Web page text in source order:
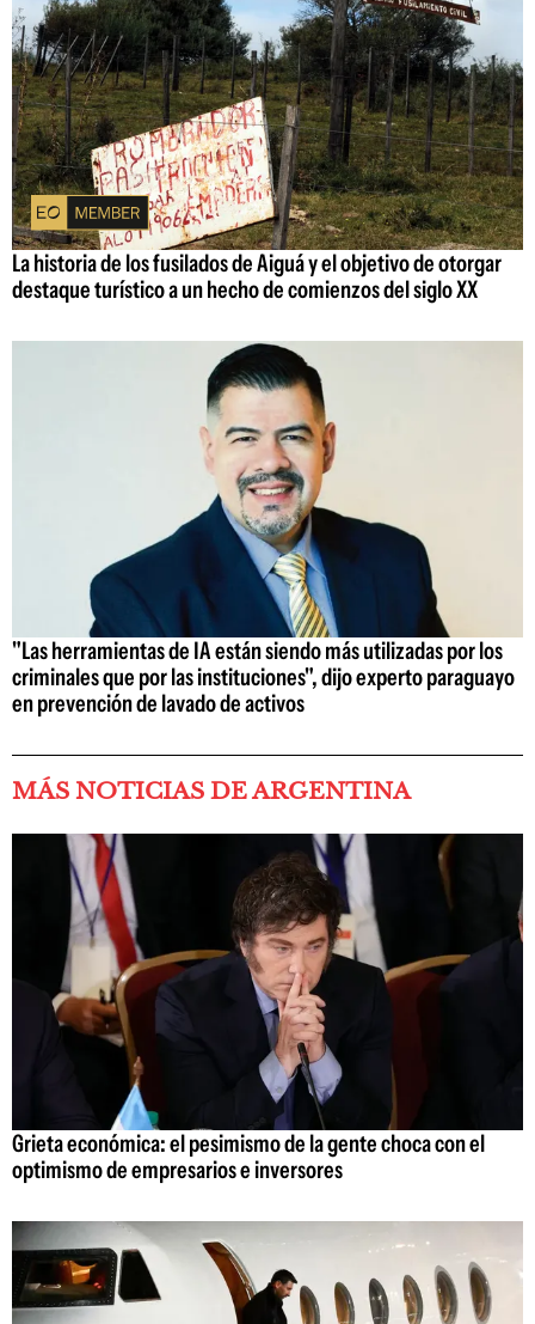
La historia de los fusilados de Aiguá y el objetivo de otorgar
destaque turístico a un hecho de comienzos del siglo XX
"Las herramientas de IA están siendo más utilizadas por los
criminales que por las instituciones", dijo experto paraguayo
en prevención de lavado de activos
MÁS NOTICIAS DE ARGENTINA
Grieta económica: el pesimismo de la gente choca con el
optimismo de empresarios e inversores